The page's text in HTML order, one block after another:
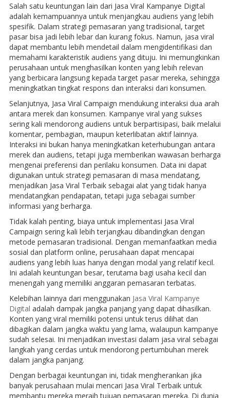
Salah satu keuntungan lain dari Jasa Viral Kampanye Digital
adalah kemampuannya untuk menjangkau audiens yang lebih
spesifik. Dalam strategi pemasaran yang tradisional, target
pasar bisa jadi lebih lebar dan kurang fokus. Namun, jasa viral
dapat membantu lebih mendetail dalam mengidentifikasi dan
memahami karakteristik audiens yang dituju. Ini memungkinkan
perusahaan untuk menghasilkan konten yang lebih relevan
yang berbicara langsung kepada target pasar mereka, sehingga
meningkatkan tingkat respons dan interaksi dari konsumen.
Selanjutnya, Jasa Viral Campaign mendukung interaksi dua arah
antara merek dan konsumen. Kampanye viral yang sukses
sering kali mendorong audiens untuk berpartisipasi, baik melalui
komentar, pembagian, maupun keterlibatan aktif lainnya.
Interaksi ini bukan hanya meningkatkan keterhubungan antara
merek dan audiens, tetapi juga memberikan wawasan berharga
mengenai preferensi dan perilaku konsumen. Data ini dapat
digunakan untuk strategi pemasaran di masa mendatang,
menjadikan Jasa Viral Terbaik sebagai alat yang tidak hanya
mendatangkan pendapatan, tetapi juga sebagai sumber
informasi yang berharga.
Tidak kalah penting, biaya untuk implementasi Jasa Viral
Campaign sering kali lebih terjangkau dibandingkan dengan
metode pemasaran tradisional. Dengan memanfaatkan media
sosial dan platform online, perusahaan dapat mencapai
audiens yang lebih luas hanya dengan modal yang relatif kecil.
Ini adalah keuntungan besar, terutama bagi usaha kecil dan
menengah yang memiliki anggaran pemasaran terbatas.
Kelebihan lainnya dari menggunakan Jasa Viral Kampanye
Digital adalah dampak jangka panjang yang dapat dihasilkan.
Konten yang viral memiliki potensi untuk terus dilihat dan
dibagikan dalam jangka waktu yang lama, walaupun kampanye
sudah selesai. Ini menjadikan investasi dalam jasa viral sebagai
langkah yang cerdas untuk mendorong pertumbuhan merek
dalam jangka panjang.
Dengan berbagai keuntungan ini, tidak mengherankan jika
banyak perusahaan mulai mencari Jasa Viral Terbaik untuk
membantu mereka meraih tujuan pemasaran mereka. Di dunia